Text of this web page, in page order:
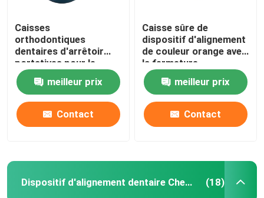
Caisses
orthodontiques
dentaires d'arrêtoir
portatives pour le
stockage d'accolades
meilleur prix
Contact
Caisse sûre de
dispositif d'alignement
de couleur orange avec
la fermeture
magnétique de miroir
meilleur prix
Contact
Dispositif d'alignement dentaire Chewies (18)